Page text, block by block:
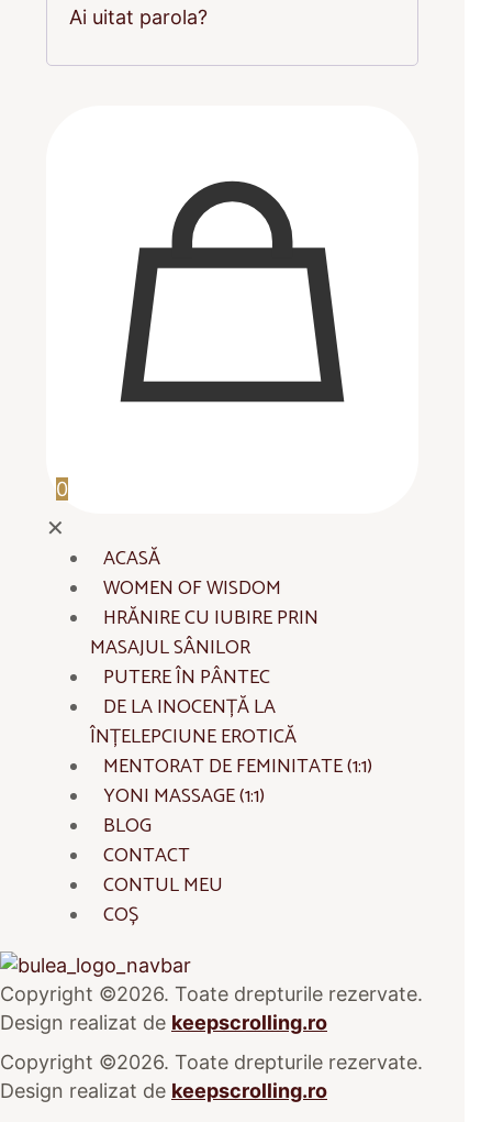
Ai uitat parola?
0
✕
ACASĂ
WOMEN OF WISDOM
HRĂNIRE CU IUBIRE PRIN
MASAJUL SÂNILOR
PUTERE ÎN PÂNTEC
DE LA INOCENȚĂ LA
ÎNȚELEPCIUNE EROTICĂ
MENTORAT DE FEMINITATE (1:1)
YONI MASSAGE (1:1)
BLOG
CONTACT
CONTUL MEU
COȘ
Copyright ©2026. Toate drepturile rezervate.
Design realizat de keepscrolling.ro
Copyright ©2026. Toate drepturile rezervate.
Design realizat de keepscrolling.ro